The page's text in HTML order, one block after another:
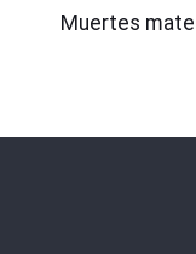
Siguiente
Muertes